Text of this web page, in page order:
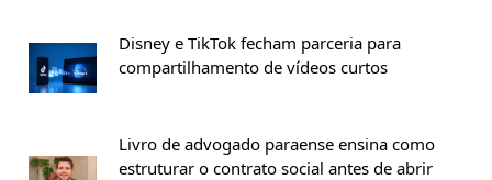
Disney e TikTok fecham parceria para
compartilhamento de vídeos curtos
Livro de advogado paraense ensina como
estruturar o contrato social antes de abrir